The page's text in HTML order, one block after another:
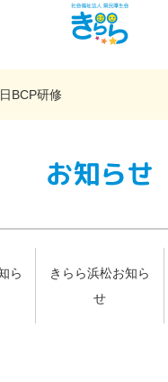
BCP研修
お知らせ
ら
きらら浜松お知ら
せ